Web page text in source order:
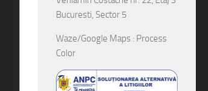
Bucuresti, Sector 5
Waze/Google Maps : Process
Color